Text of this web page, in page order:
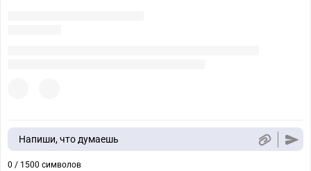
Напиши, что думаешь
0 / 1500 символов